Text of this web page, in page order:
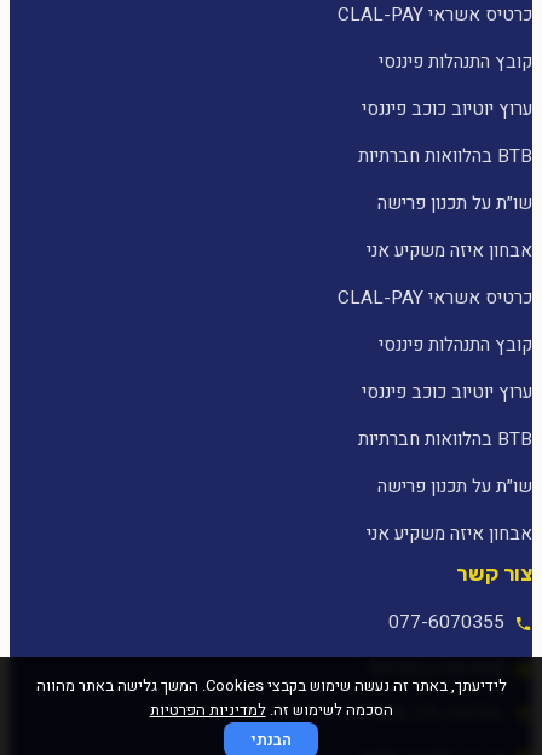
כרטיס אשראי CLAL-PAY
קובץ התנהלות פיננסי
ערוץ יוטיוב כוכב פיננסי
BTB בהלוואות חברתיות
שו״ת על תכנון פרישה
אבחון איזה משקיע אני
כרטיס אשראי CLAL-PAY
קובץ התנהלות פיננסי
ערוץ יוטיוב כוכב פיננסי
BTB בהלוואות חברתיות
שו״ת על תכנון פרישה
אבחון איזה משקיע אני
צור קשר
077-6070355
לידיעתך, באתר זה נעשה שימוש בקבצי Cookies. המשך גלישה באתר מהווה
הסכמה לשימוש זה.למדיניות הפרטיות
הבנתי